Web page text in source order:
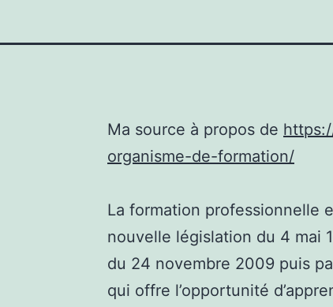
Ma source à propos de
organisme-de-formation/
La formation professionnelle
nouvelle législation du 4 mai
du 24 novembre 2009 puis
qui offre l’opportunité